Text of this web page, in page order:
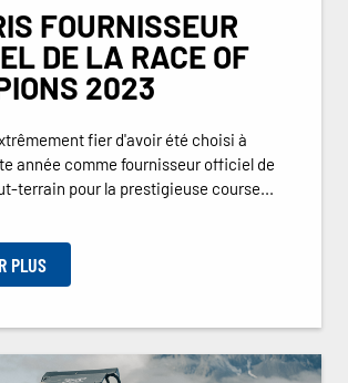
FOURNISSEUR
DE LA RACE OF
2023
fier d'avoir été choisi à
année comme fournisseur officiel de
terrain pour la prestigieuse course...
PLUS